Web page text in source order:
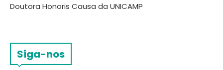
Doutora Honoris Causa da UNICAMP
Siga-nos